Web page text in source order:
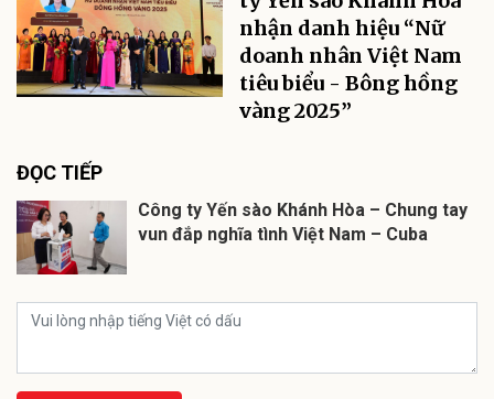
nhận danh hiệu “Nữ
doanh nhân Việt Nam
tiêu biểu - Bông hồng
vàng 2025”
ĐỌC TIẾP
Công ty Yến sào Khánh Hòa – Chung tay
vun đắp nghĩa tình Việt Nam – Cuba